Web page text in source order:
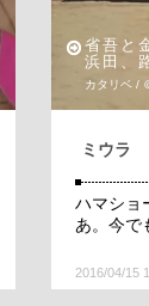
省吾と
浜田、
カタリベ /
ミウラ
ハマショ
あ。今で
2016/04/15